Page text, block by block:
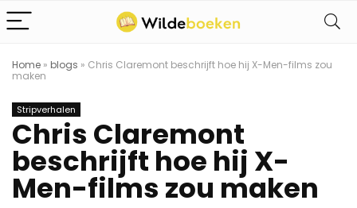
Home » blogs » Chris Claremont beschrijft hoe hij X-Men-films zou
maken
Stripverhalen
Chris Claremont
beschrijft hoe hij X-
Men-films zou maken